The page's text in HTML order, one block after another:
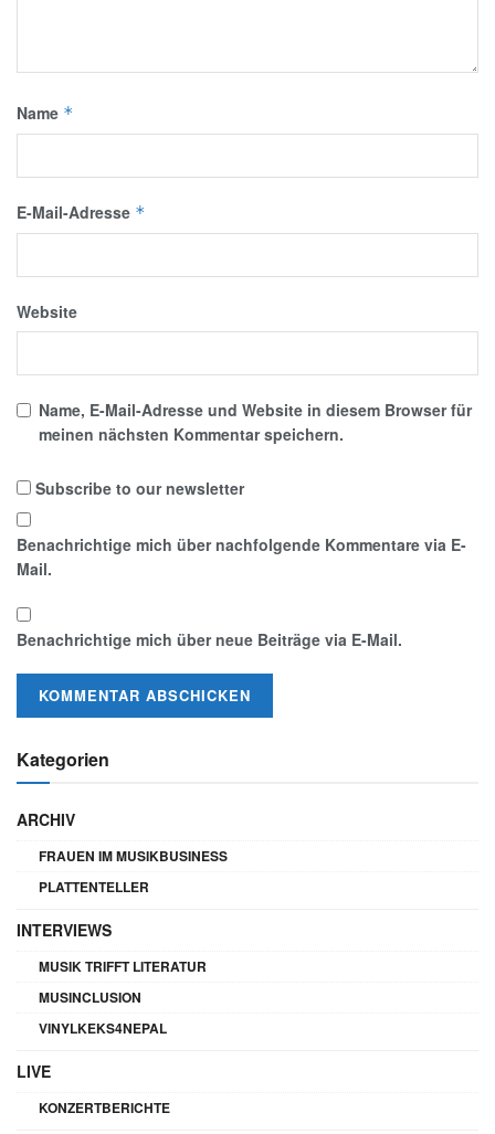
Name *
E-Mail-Adresse *
Website
Name, E-Mail-Adresse und Website in diesem Browser für
meinen nächsten Kommentar speichern.
Subscribe to our newsletter
Benachrichtige mich über nachfolgende Kommentare via E-
Mail.
Benachrichtige mich über neue Beiträge via E-Mail.
Kategorien
ARCHIV
FRAUEN IM MUSIKBUSINESS
PLATTENTELLER
INTERVIEWS
MUSIK TRIFFT LITERATUR
MUSINCLUSION
VINYLKEKS4NEPAL
LIVE
KONZERTBERICHTE